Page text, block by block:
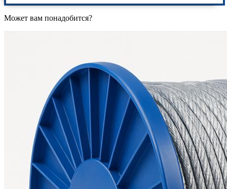
Может вам понадобится?